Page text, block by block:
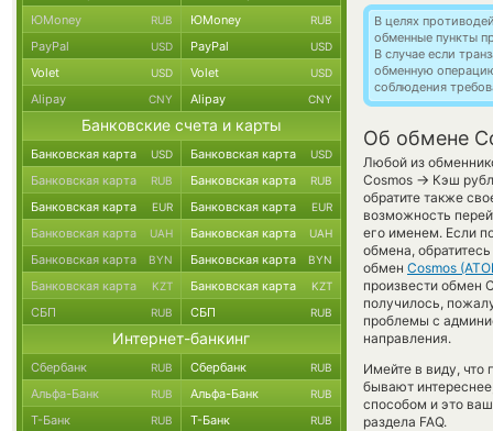
В целях
обменные пункты
В случае если
обменную
соблюдения
Об обмене
Любой из
Cosmos → Кэш
обратите также
возможность
его именем. Если
обмена,
обмен Cosmos
произвести обмен
получилось,
проблемы с
направления.
Имейте в виду, что
бывают
способом и это
раздела FAQ.
ЮMoney RUB ЮMoney RUB
PayPal USD PayPal USD
Volet USD Volet USD
Alipay CNY Alipay CNY
Банковские счета и карты
Банковская карта USD Банковская карта USD
Банковская карта RUB Банковская карта RUB
Банковская карта EUR Банковская карта EUR
Банковская карта UAH Банковская карта UAH
Банковская карта BYN Банковская карта BYN
Банковская карта KZT Банковская карта KZT
СБП RUB СБП RUB
Интернет-банкинг
Сбербанк RUB Сбербанк RUB
Альфа-Банк RUB Альфа-Банк RUB
Т-Банк RUB Т-Банк RUB